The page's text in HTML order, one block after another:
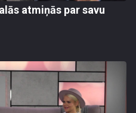
atmiņās par savu